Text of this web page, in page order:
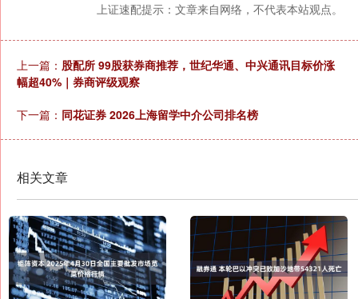
上证速配提示：文章来自网络，不代表本站观点。
上一篇： 股配所 99股获券商推荐，世纪华通、中兴通讯目标价涨
幅超40%｜券商评级观察
下一篇： 同花证券 2026上海留学中介公司排名榜
相关文章